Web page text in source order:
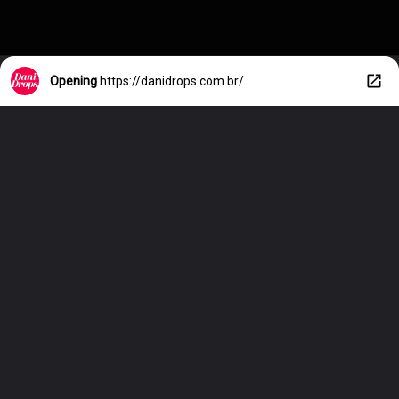
Opening https://danidrops.com.br/